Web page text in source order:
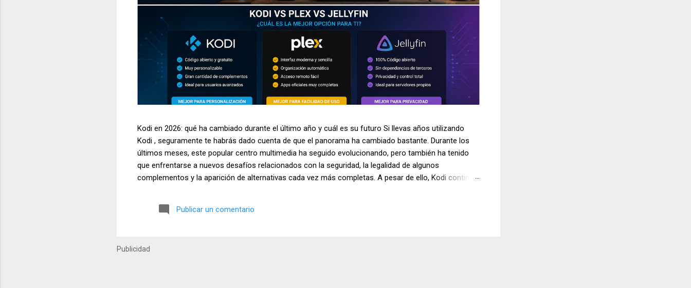
Kodi en 2026: qué ha cambiado durante el último año y cuál es su futuro Si llevas años utilizando
Kodi , seguramente te habrás dado cuenta de que el panorama ha cambiado bastante. Durante los
últimos meses, este popular centro multimedia ha seguido evolucionando, pero también ha tenido
que enfrentarse a nuevos desafíos relacionados con la seguridad, la legalidad de algunos
complementos y la aparición de alternativas cada vez más completas. A pesar de ello, Kodi continúa
televisores, ordenadores, dispositivos Android y sistemas Linux. Además, sigue siendo uno de los
temas más buscados por los usuarios interesados en el streaming y la gestión de bibliotecas
próximos meses. ¿Qué es Kodi y por qué sigue s...
Publicar un comentario
Publicidad